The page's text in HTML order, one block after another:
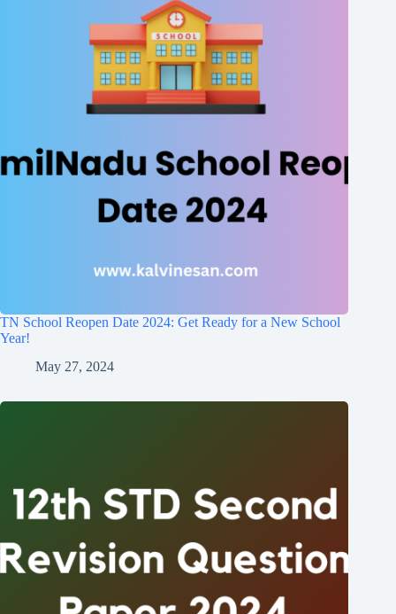
TN School Reopen Date 2024: Get Ready for a New School
Year!
May 27, 2024